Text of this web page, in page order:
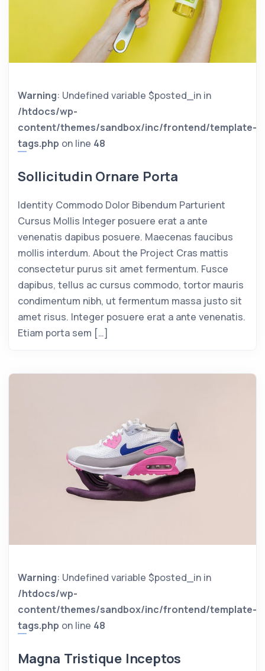
Warning: Undefined variable $posted_in in
/htdocs/wp-
content/themes/sandbox/inc/frontend/template-
tags.php on line 48
Sollicitudin Ornare Porta
Identity Commodo Dolor Bibendum Parturient
Cursus Mollis Integer posuere erat a ante
venenatis dapibus posuere. Maecenas faucibus
mollis interdum. About the Project Cras mattis
consectetur purus sit amet fermentum. Fusce
dapibus, tellus ac cursus commodo, tortor mauris
condimentum nibh, ut fermentum massa justo sit
amet risus. Integer posuere erat a ante venenatis.
Etiam porta sem […]
Warning: Undefined variable $posted_in in
/htdocs/wp-
content/themes/sandbox/inc/frontend/template-
tags.php on line 48
Magna Tristique Inceptos